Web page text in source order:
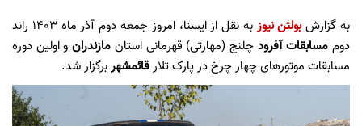
به گزارش بولتن نیوز
به نقل از ایسنا، امروز جمعه دوم آذر ماه ۱۴۰۳ راند
دوم مسابقات آفرودچلنج (مهارتی) قهرمانی استان مازندران و اولین دوره
مسابقات موتورهای چهار چرخ در پارک تلارقائمشهربرگزار شد.